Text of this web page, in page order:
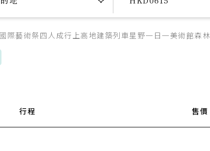
際藝術祭四人成行 上高地建築列車星野一日一美術館森林
行程 售價